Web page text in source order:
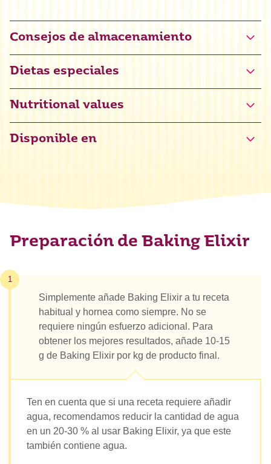
Consejos de almacenamiento
Dietas especiales
Halal
Nutritional values
Disponible en
Preparación de Baking Elixir
1
Simplemente añade Baking Elixir a tu receta
habitual y hornea como siempre. No se
requiere ningún esfuerzo adicional. Para
obtener los mejores resultados, añade 10-15
g de Baking Elixir por kg de producto final.
Ten en cuenta que si una receta requiere añadir
agua, recomendamos reducir la cantidad de agua
en un 20-30 % al usar Baking Elixir, ya que este
también contiene agua.